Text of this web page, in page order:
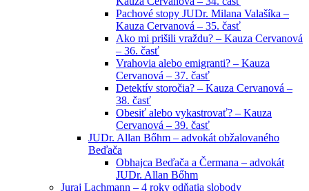
Pachové stopy JUDr. Milana Valašíka –
Kauza Cervanová – 35. časť
Ako mi prišili vraždu? – Kauza Cervanová
– 36. časť
Vrahovia alebo emigranti? – Kauza
Cervanová – 37. časť
Detektív storočia? – Kauza Cervanová –
38. časť
Obesiť alebo vykastrovať? – Kauza
Cervanová – 39. časť
JUDr. Allan Bőhm – advokát obžalovaného
Beďača
Obhajca Beďača a Čermana – advokát
JUDr. Allan Bőhm
Juraj Lachmann – 4 roky odňatia slobody